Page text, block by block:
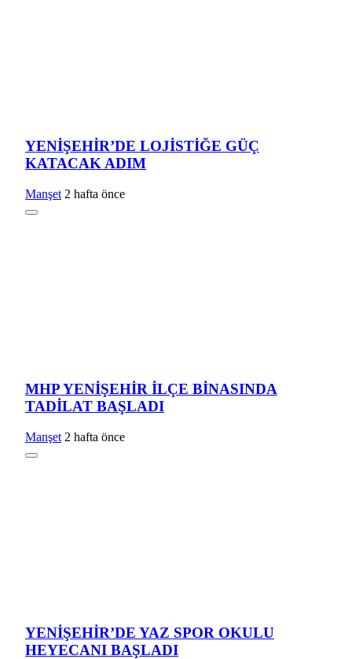
YENİŞEHİR’DE LOJİSTİĞE GÜÇ
KATACAK ADIM
Manşet 2 hafta önce
MHP YENİŞEHİR İLÇE BİNASINDA
TADİLAT BAŞLADI
Manşet 2 hafta önce
YENİŞEHİR’DE YAZ SPOR OKULU
HEYECANI BAŞLADI